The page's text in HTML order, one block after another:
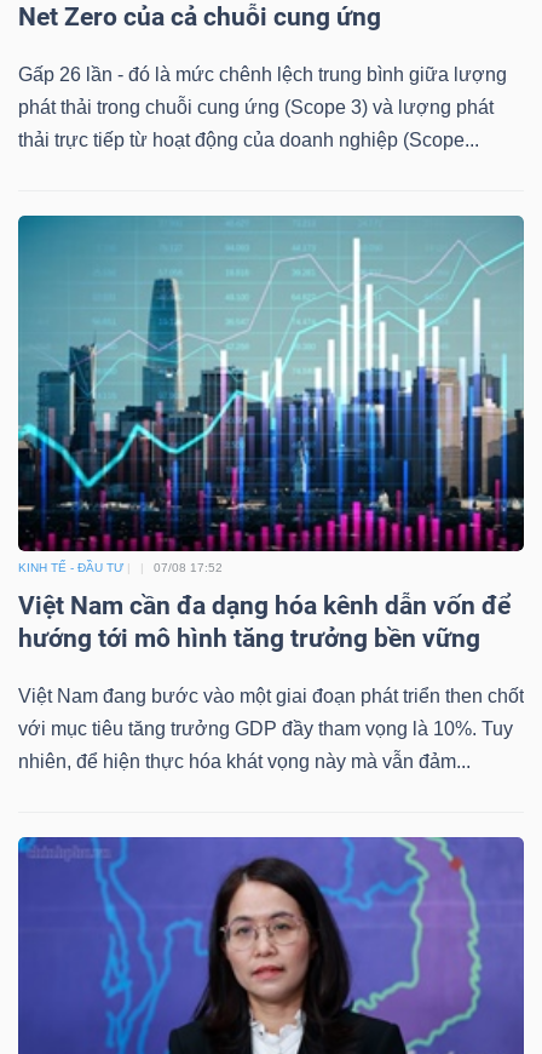
Net Zero của cả chuỗi cung ứng
Gấp 26 lần - đó là mức chênh lệch trung bình giữa lượng
phát thải trong chuỗi cung ứng (Scope 3) và lượng phát
thải trực tiếp từ hoạt động của doanh nghiệp (Scope...
KINH TẾ - ĐẦU TƯ 07/08 17:52
Việt Nam cần đa dạng hóa kênh dẫn vốn để
hướng tới mô hình tăng trưởng bền vững
Việt Nam đang bước vào một giai đoạn phát triển then chốt
với mục tiêu tăng trưởng GDP đầy tham vọng là 10%. Tuy
nhiên, để hiện thực hóa khát vọng này mà vẫn đảm...